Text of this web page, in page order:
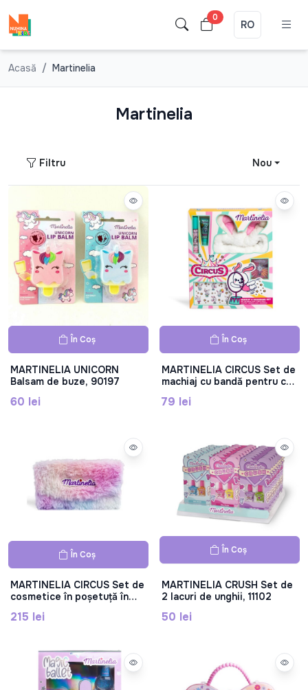
0
RO
Acasă Martinelia
Martinelia
Filtru Nou
În Coș
MARTINELIA UNICORN
Balsam de buze, 90197
60 lei
În Coș
MARTINELIA CIRCUS Set de
machiaj cu bandă pentru cap
79 lei
În Coș
MARTINELIA CIRCUS Set de
cosmetice în poșetuță în
215 lei
În Coș
MARTINELIA CRUSH Set de
2 lacuri de unghii, 11102
50 lei